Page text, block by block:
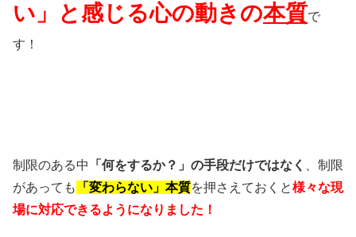
い」と感じる心の動きの本質で
す！
制限のある中 「何をするか？」の手段だけではなく
、制限
があっても
「変わらない」本質を押さえておくと様々な現
場に対応できるようになりました！